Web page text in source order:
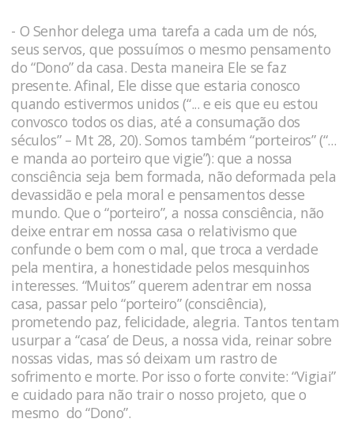
- O Senhor delega uma tarefa a cada um de nós,
seus servos, que possuímos o mesmo pensamento
do “Dono” da casa. Desta maneira Ele se faz
presente. Afinal, Ele disse que estaria conosco
quando estivermos unidos (“... e eis que eu estou
convosco todos os dias, até a consumação dos
séculos” – Mt 28, 20). Somos também “porteiros” (“...
e manda ao porteiro que vigie”): que a nossa
consciência seja bem formada, não deformada pela
devassidão e pela moral e pensamentos desse
mundo. Que o “porteiro”, a nossa consciência, não
deixe entrar em nossa casa o relativismo que
confunde o bem com o mal, que troca a verdade
pela mentira, a honestidade pelos mesquinhos
interesses. “Muitos” querem adentrar em nossa
casa, passar pelo “porteiro” (consciência),
prometendo paz, felicidade, alegria. Tantos tentam
usurpar a “casa’ de Deus, a nossa vida, reinar sobre
nossas vidas, mas só deixam um rastro de
sofrimento e morte. Por isso o forte convite: “Vigiai”
e cuidado para não trair o nosso projeto, que o
mesmo do “Dono”.